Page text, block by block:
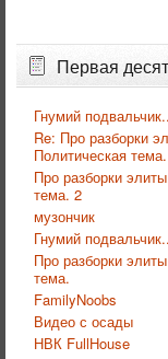
Первая
Гнумий
Re: Про разборки
Политическая
Про разборки
тема. 2
музончик
Гнумий
Про разборки
тема.
FamilyNoobs
Видео с осады
НВК FullHouse